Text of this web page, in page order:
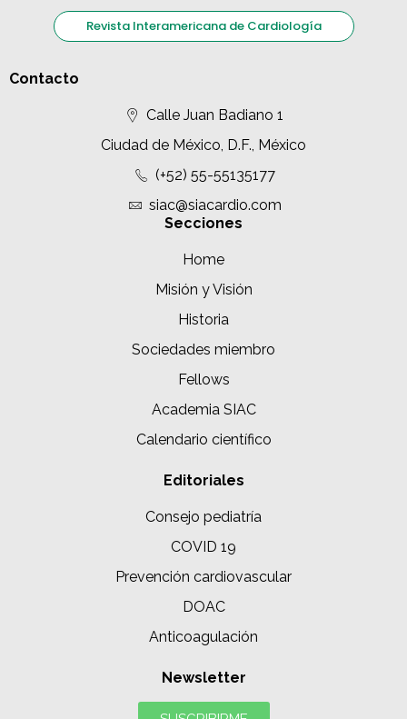
Revista Interamericana de Cardiología
Contacto
Calle Juan Badiano 1
Ciudad de México, D.F., México
(+52) 55-55135177
siac@siacardio.com
Secciones
Home
Misión y Visión
Historia
Sociedades miembro
Fellows
Academia SIAC
Calendario científico
Editoriales
Consejo pediatría
COVID 19
Prevención cardiovascular
DOAC
Anticoagulación
Newsletter